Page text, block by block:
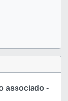
associado -